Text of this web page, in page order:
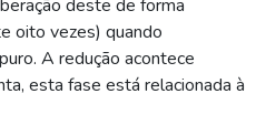
deste de forma
oito vezes) quando
A redução acontece
esta fase está relacionada à